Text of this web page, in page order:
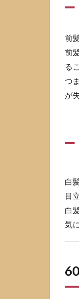
前
前
る
つ
が
白
目
白
気